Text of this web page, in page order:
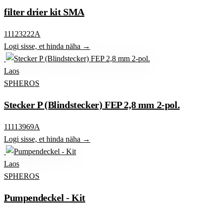
filter drier kit SMA
11123222A
Logi sisse, et hinda näha →
Laos
SPHEROS
Stecker P (Blindstecker) FEP 2,8 mm 2-pol.
11113969A
Logi sisse, et hinda näha →
Laos
SPHEROS
Pumpendeckel - Kit